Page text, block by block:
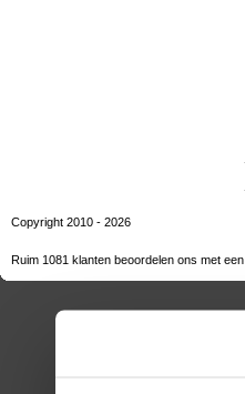
Copyright 2010 - 2026
Ruim 1081 klanten beoordelen ons met een